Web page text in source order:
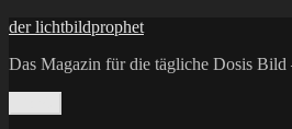
Zum
springen
der lichtbildprophet
Das Magazin für die tägliche Dosis Bild